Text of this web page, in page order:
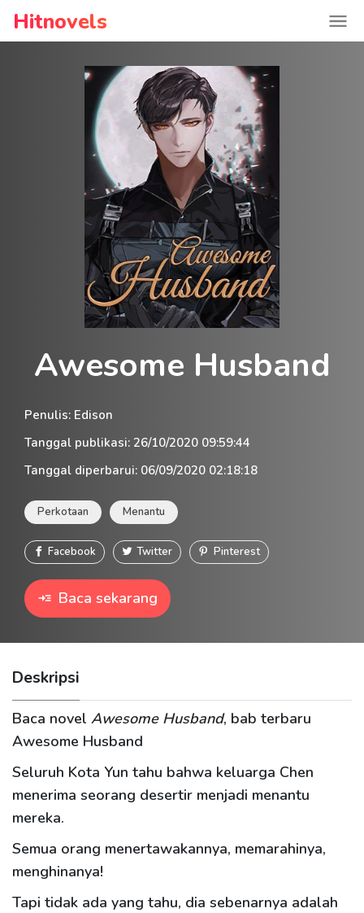
Hitnovels
Awesome Husband
Penulis: Edison
Tanggal publikasi: 26/10/2020 09:59:44
Tanggal diperbarui: 06/09/2020 02:18:18
Perkotaan Menantu
Facebook Twitter Pinterest
Baca sekarang
Deskripsi
Baca novel Awesome Husband, bab terbaru
Awesome Husband
Seluruh Kota Yun tahu bahwa keluarga Chen
menerima seorang desertir menjadi menantu
mereka.
Semua orang menertawakannya, memarahinya,
menghinanya!
Tapi tidak ada yang tahu, dia sebenarnya adalah